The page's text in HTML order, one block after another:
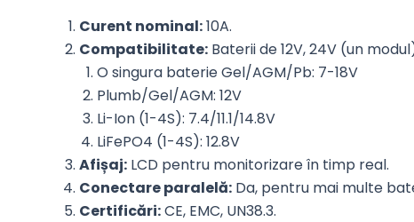
Curent nominal:10A.
Compatibilitate: Baterii de 12V, 24V (un
O singura baterie Gel/AGM/Pb: 7-18V
Plumb/Gel/AGM: 12V
Li-Ion (1-4S): 7.4/11.1/14.8V
LiFePO4 (1-4S): 12.8V
Afișaj: LCD pentru monitorizare în timp real.
Conectare paralelă: Da, pentru mai multe
Certificări:CE, EMC, UN38.3.